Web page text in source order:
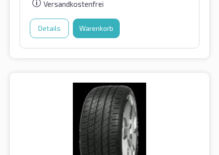
Versandkostenfrei
Details Warenkorb